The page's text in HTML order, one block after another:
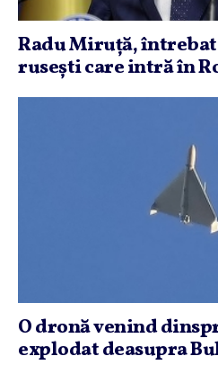
Radu Miruţă,
ruseşti care intră în
O dronă venind
explodat deasupra